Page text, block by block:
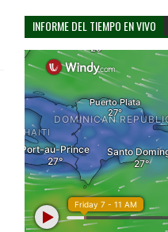
INFORME DEL TIEMPO EN VIVO